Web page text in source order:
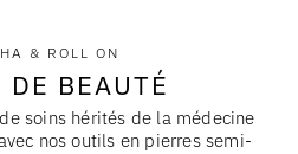
& ROLL ON
BEAUTÉ
soins hérités de la médecine
nos outils en pierres semi-